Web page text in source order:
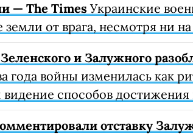
— The Times Украинские
от врага, несмотря ни на
и Залужного
года войны изменилась как
видение способов достижения
отставку